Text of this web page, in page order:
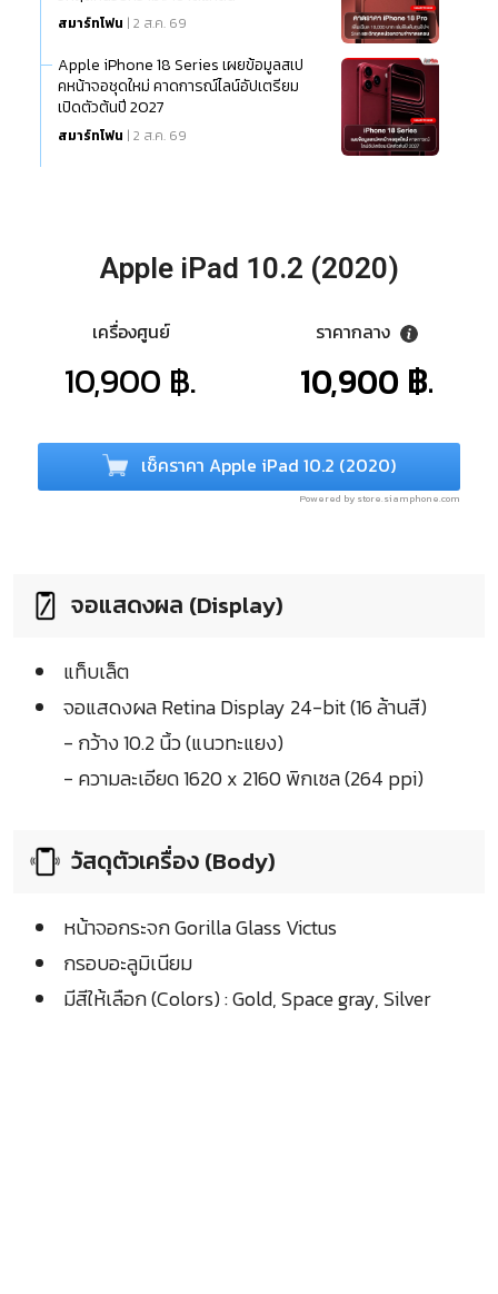
สมาร์ทโฟน | 2 ส.ค. 69
Apple iPhone 18 Series เผยข้อมูลสเป
คหน้าจอชุดใหม่ คาดการณ์ไลน์อัปเตรียม
เปิดตัวต้นปี 2027
สมาร์ทโฟน | 2 ส.ค. 69
Apple iPad 10.2 (2020)
เครื่องศูนย์
10,900 ฿.
ราคากลาง
10,900 ฿.
เช็คราคา Apple iPad 10.2 (2020)
Powered by store.siamphone.com
จอแสดงผล (Display)
แท็บเล็ต
จอแสดงผล Retina Display 24-bit (16 ล้านสี)
- กว้าง 10.2 นิ้ว (แนวทะแยง)
- ความละเอียด 1620 x 2160 พิกเซล (264 ppi)
วัสดุตัวเครื่อง (Body)
หน้าจอกระจก Gorilla Glass Victus
กรอบอะลูมิเนียม
มีสีให้เลือก (Colors) : Gold, Space gray, Silver